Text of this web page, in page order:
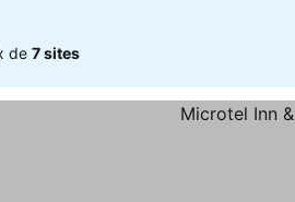
de 7 sites